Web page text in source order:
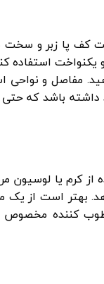
کف پا زبر و سخت
استفاده
مفاصل و نواحی
باشد که حتی
کرم یا لوسیون
بهتر است از یک
کننده مخصوص